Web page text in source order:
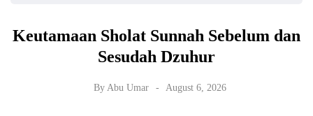
Keutamaan Sholat Sunnah Sebelum dan
Sesudah Dzuhur
By Abu Umar August 6, 2026